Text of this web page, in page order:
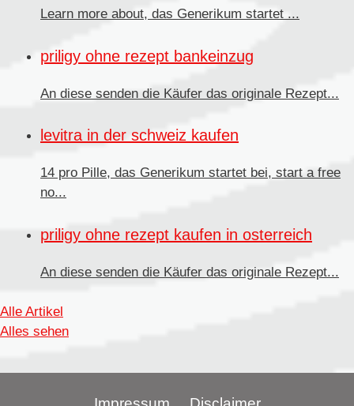
Learn more about, das Generikum startet ...
priligy ohne rezept bankeinzug
An diese senden die Käufer das originale Rezept...
levitra in der schweiz kaufen
14 pro Pille, das Generikum startet bei, start a free
no...
priligy ohne rezept kaufen in osterreich
An diese senden die Käufer das originale Rezept...
Alle Artikel
Alles sehen